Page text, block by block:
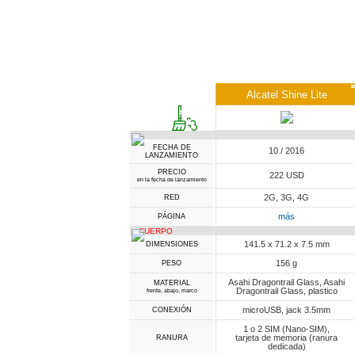
✖
Alcatel Shine Lite
FECHA DE
LANZAMIENTO
10 / 2016
PRECIO
en la fecha de lanzamiento 222 USD
RED 2G, 3G, 4G
PÁGINA más
CUERPO
DIMENSIONES 141.5 x 71.2 x 7.5 mm
PESO 156 g
MATERIAL
frente, abajo, marco
Asahi Dragontrail Glass, Asahi
Dragontrail Glass, plastico
CONEXIÓN microUSB, jack 3.5mm
RANURA
1 o 2 SIM (Nano-SIM),
tarjeta de memoria (ranura
dedicada)